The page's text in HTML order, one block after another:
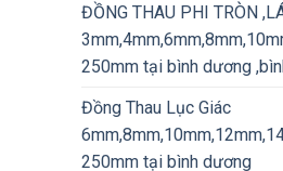
ĐỒNG THAU PHI TRÒN
250mm tại bình dương
Đồng Thau Lục Giác
250mm tại bình dương